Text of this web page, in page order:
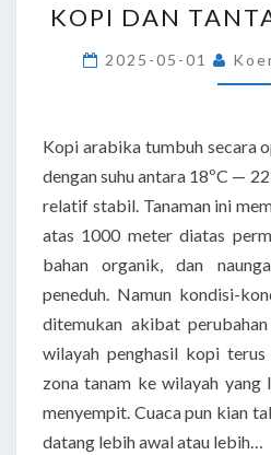
KOPI DAN
2025-05-01
Kopi arabika tumbuh secara
dengan suhu antara 18ºC —
relatif stabil. Tanaman ini
atas 1000 meter diatas
bahan organik, dan
peneduh. Namun kondisi-
ditemukan akibat
wilayah penghasil kopi terus
zona tanam ke wilayah
menyempit. Cuaca pun kian
datang lebih awal atau lebih…